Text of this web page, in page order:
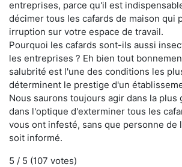
entreprises, parce qu'il est
décimer tous les cafards de maison qui
irruption sur votre espace de travail.
Pourquoi les cafards sont-ils aussi
les entreprises ? Eh bien tout
salubrité est l'une des conditions les
déterminent le prestige d'un
Nous saurons toujours agir dans la plus
dans l'optique d'exterminer tous les
vous ont infesté, sans que personne de
soit informé.
5 / 5 (107 votes)